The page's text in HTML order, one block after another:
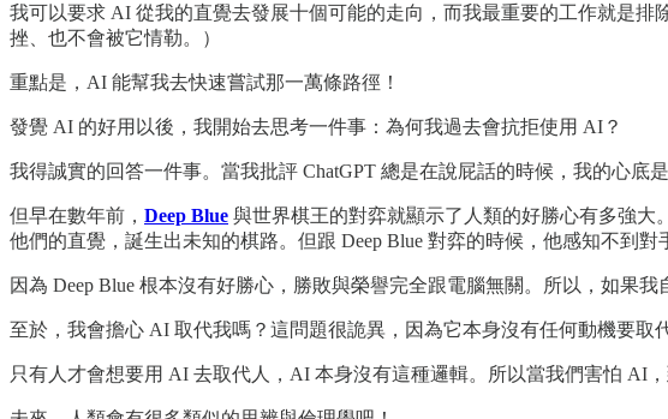
我可以要求 AI 從我的直覺去發展十個可能的走向，而我最重要的工作就是
挫、也不會被它情勒。）
重點是，AI 能幫我去快速嘗試那一萬條路徑！
發覺 AI 的好用以後，我開始去思考一件事：為何我過去會抗拒使用 AI？
我得誠實的回答一件事。當我批評 ChatGPT 總是在說屁話的時候，我的心
但早在數年前， Deep Blue 與世界棋王的對弈就顯示了人類的好勝心有多強大
他們的直覺，誕生出未知的棋路。但跟 Deep Blue 對弈的時候，他感知不到對
因為 Deep Blue 根本沒有好勝心，勝敗與榮譽完全跟電腦無關。所以，如果
至於，我會擔心 AI 取代我嗎？這問題很詭異，因為它本身沒有任何動機要取
只有人才會想要用 AI 去取代人，AI 本身沒有這種邏輯。所以當我們害怕 AI